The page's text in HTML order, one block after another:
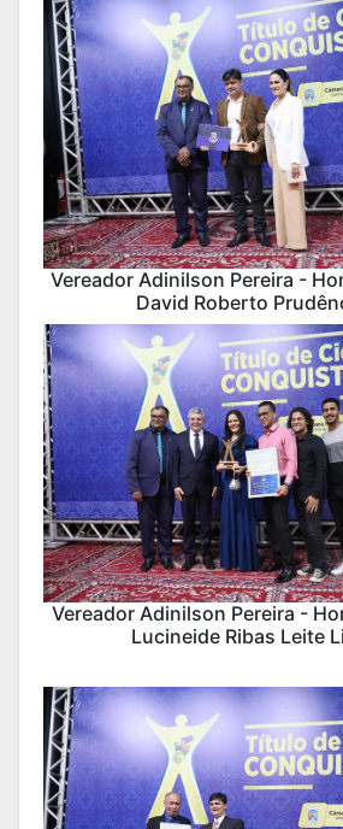
Vereador Adinilson Pereira -
David Roberto
Vereador Adinilson Pereira -
Lucineide Ribas Leite